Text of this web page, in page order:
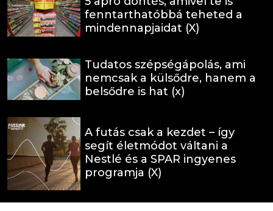
fenntarthatóbbá teheted a
mindennapjaidat (X)
Tudatos szépségápolás, ami
nemcsak a külsődre, hanem a
belsődre is hat (x)
A futás csak a kezdet – így
segít életmódot váltani a
Nestlé és a SPAR ingyenes
programja (X)